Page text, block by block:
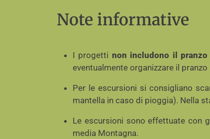
Note informative
I progetti non includono il
eventualmente organizzare il
Per le escursioni si consigliano
mantella in caso di pioggia). Nella
Le escursioni sono effettuate con
media Montagna.